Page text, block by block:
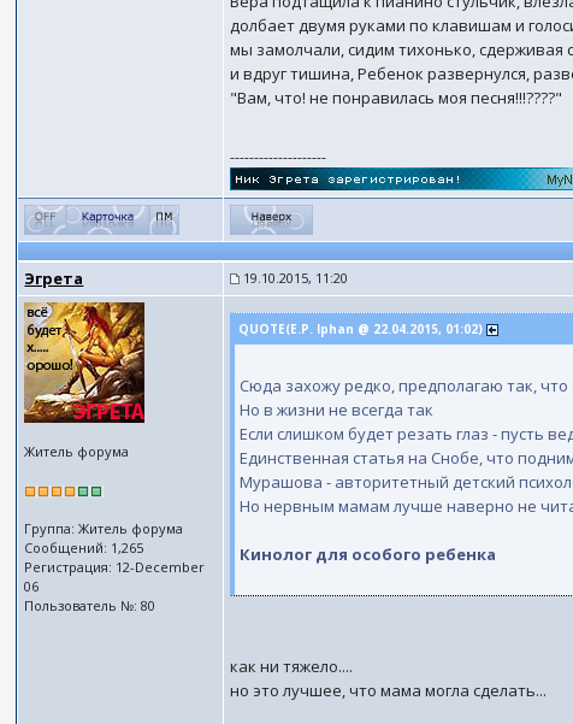
долбает двумя руками по клавишам и
мы замолчали, сидим тихонько, сдерживая
и вдруг тишина, Ребенок развернулся,
"Вам, что! не понравилась моя песня!!!????"
--------------------
Эгрета 19.10.2015, 11:20
Житель форума
Группа: Житель форума
Сообщений: 1,265
Регистрация: 12-December
06
Пользователь №: 80
QUOTE(E.P. Iphan @ 22.04.2015, 01:02)
Сюда захожу редко, предполагаю так,
Но в жизни не всегда так
Если слишком будет резать глаз - пусть
Единственная статья на Снобе, что
Мурашова - авторитетный детский
Но нервным мамам лучше наверно не
Кинолог для особого ребенка
как ни тяжело....
но это лучшее, что мама могла сделать...